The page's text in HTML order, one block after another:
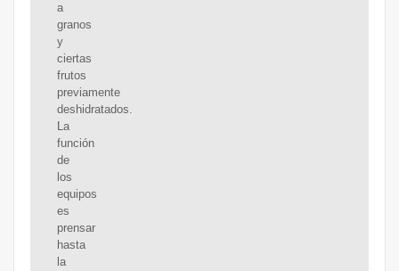
a
granos
y
ciertas
frutos
previamente
deshidratados.
La
función
de
los
equipos
es
prensar
hasta
la